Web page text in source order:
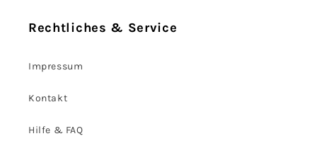
Rechtliches & Service
Impressum
Kontakt
Hilfe & FAQ